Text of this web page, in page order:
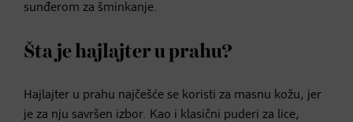
sunđerom za šminkanje.
Šta je hajlajter u prahu?
Hajlajter u prahu najčešće se koristi za masnu kožu, jer
je za nju savršen izbor. Kao i klasični puderi za lice,